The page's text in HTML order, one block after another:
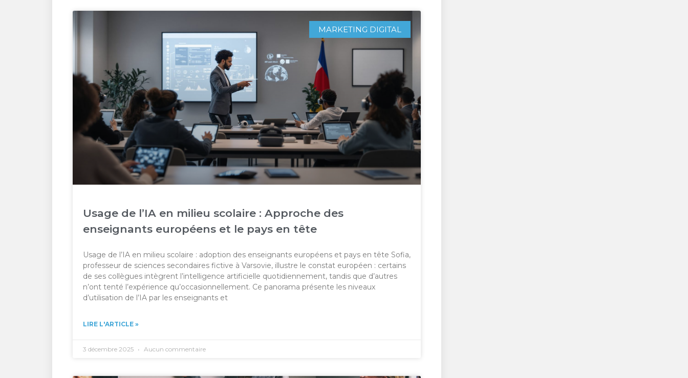
MARKETING DIGITAL
Usage de l’IA en milieu scolaire : Approche des
enseignants européens et le pays en tête
Usage de l’IA en milieu scolaire : adoption des enseignants européens et pays en tête Sofia,
professeur de sciences secondaires fictive à Varsovie, illustre le constat européen : certains
de ses collègues intègrent l’intelligence artificielle quotidiennement, tandis que d’autres
n’ont tenté l’expérience qu’occasionnellement. Ce panorama présente les niveaux
d’utilisation de l’IA par les enseignants et
LIRE L'ARTICLE »
3 décembre 2025 Aucun commentaire